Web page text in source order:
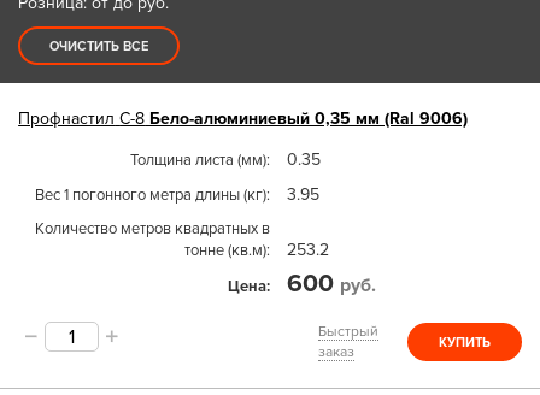
ОЧИСТИТЬ ВСЕ
Профнастил С-8 Бело-алюминиевый 0,35 мм (Ral 9006)
Толщина листа (мм) 0.35
Вес 1 погонного метра длины (кг) 3.95
Количество метров квадратных в
тонне (кв.м)
253.2
Цена 600 руб.
Быстрый
заказ
КУПИТЬ